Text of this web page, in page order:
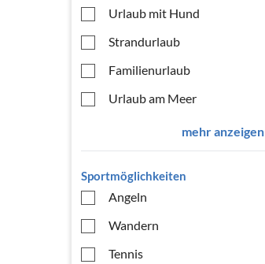
Urlaub mit Hund
Strandurlaub
Familienurlaub
Urlaub am Meer
mehr anzeigen
Sportmöglichkeiten
Angeln
Wandern
Tennis